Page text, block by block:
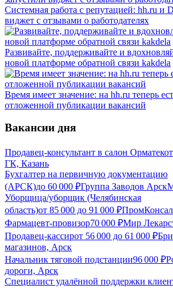
Системная работа с репутацией: hh.ru и
виджет с отзывами о работодателях
Развивайте, поддерживайте и
новой платформе обратной связи kakdela
Время имеет значение: на hh.ru теперь
отложенной публикации вакансий
Вакансии дня
Продавец-консультант в салон Орматекот
ГК, Казань
Бухгалтер на первичную документацию
(АРСК)до 60 000 ₽Группа Заводов
Уборщица/уборщик (Челябинская
область)от 85 000 до 91 000 ₽
Фармацевт-провизор70 000 ₽Мир
Продавец-кассирот 56 000 до 61 000 ₽
магазинов, Арск
Начальник тяговой подстанции96 000 ₽
дороги, Арск
Специалист удалённой поддержки